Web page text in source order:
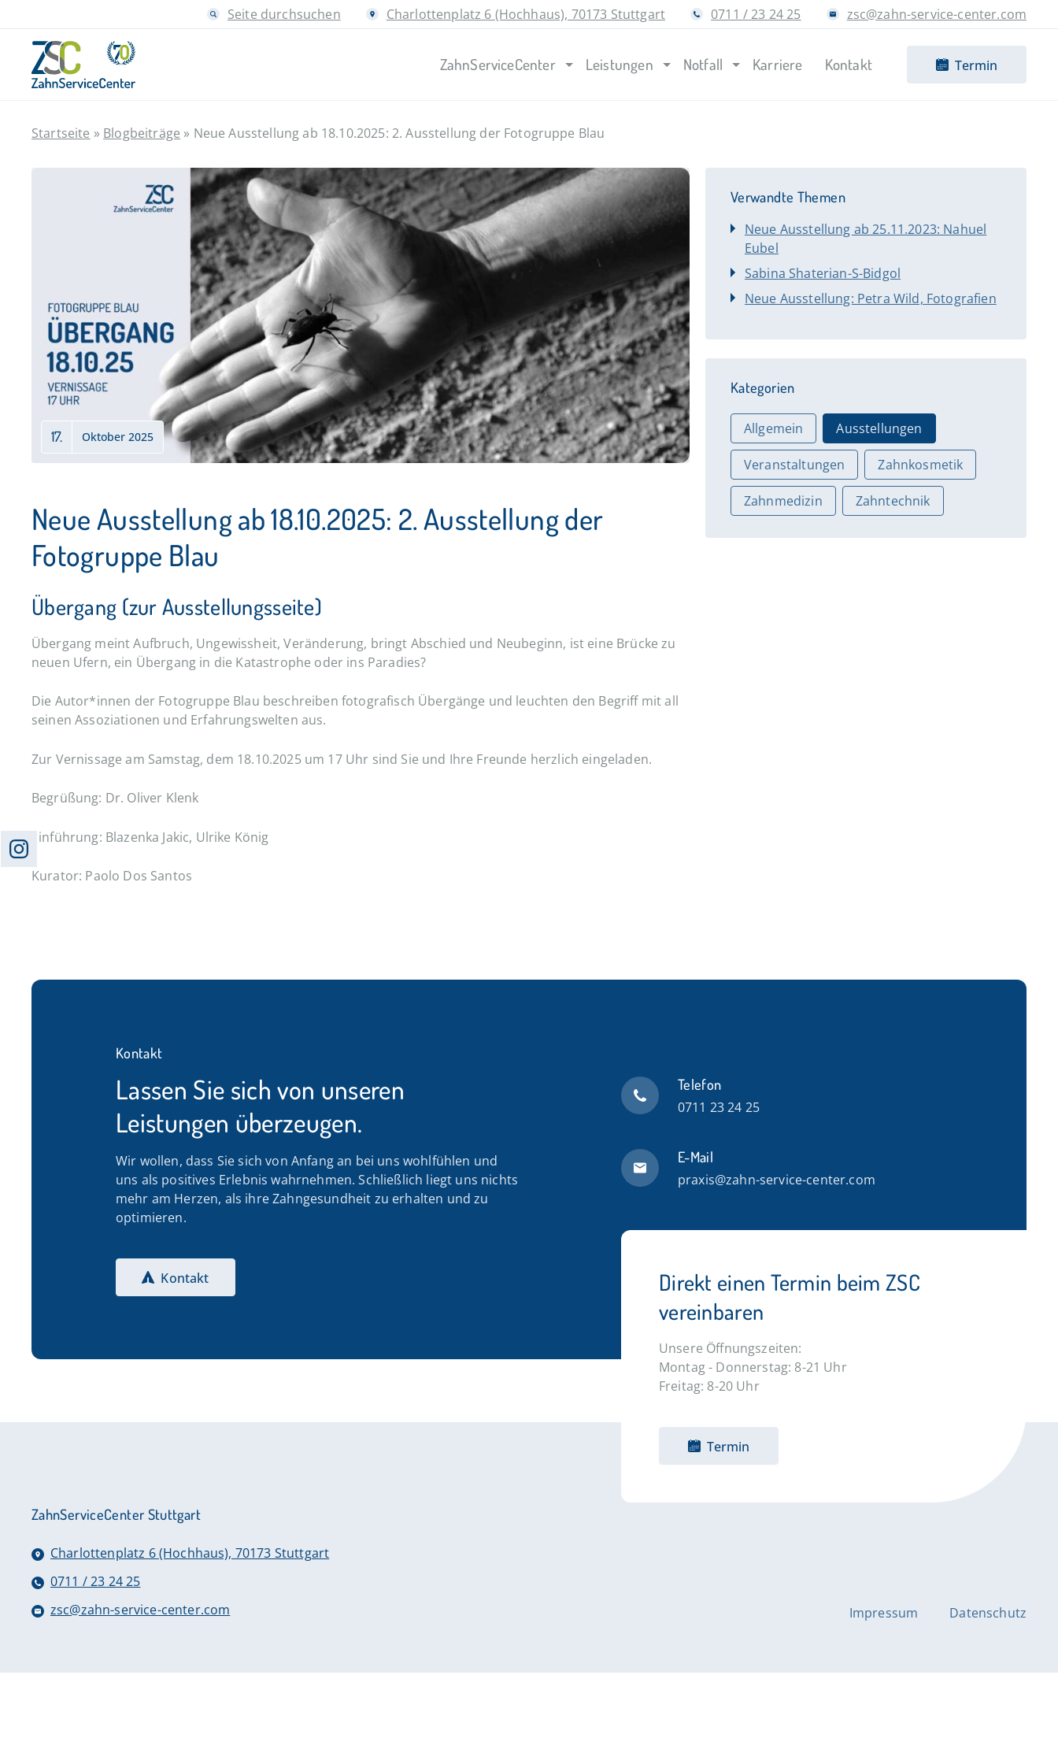
Seite durchsuchen Charlottenplatz 6 (Hochhaus), 70173 Stuttgart 0711 / 23 24 25 zsc@zahn-service-center.com
ZahnServiceCenter Leistungen Notfall Karriere Kontakt Termin
Startseite » Blogbeiträge » Neue Ausstellung ab 18.10.2025: 2. Ausstellung der Fotogruppe Blau
17. Oktober 2025
Neue Ausstellung ab 18.10.2025: 2. Ausstellung der
Fotogruppe Blau
Übergang (zur Ausstellungsseite)
Übergang meint Aufbruch, Ungewissheit, Veränderung, bringt Abschied und Neubeginn, ist eine Brücke zu
neuen Ufern, ein Übergang in die Katastrophe oder ins Paradies?
Die Autor*innen der Fotogruppe Blau beschreiben fotografisch Übergänge und leuchten den Begriff mit all
seinen Assoziationen und Erfahrungswelten aus.
Zur Vernissage am Samstag, dem 18.10.2025 um 17 Uhr sind Sie und Ihre Freunde herzlich eingeladen.
Begrüßung: Dr. Oliver Klenk
Einführung: Blazenka Jakic, Ulrike König
Kurator: Paolo Dos Santos
Verwandte Themen
Neue Ausstellung ab 25.11.2023: Nahuel
Eubel
Sabina Shaterian-S-Bidgol
Neue Ausstellung: Petra Wild, Fotografien
Kategorien
Allgemein Ausstellungen
Veranstaltungen Zahnkosmetik
Zahnmedizin Zahntechnik
Kontakt
Lassen Sie sich von unseren
Leistungen überzeugen.
Wir wollen, dass Sie sich von Anfang an bei uns wohlfühlen und
uns als positives Erlebnis wahrnehmen. Schließlich liegt uns nichts
mehr am Herzen, als ihre Zahngesundheit zu erhalten und zu
optimieren.
Kontakt
Telefon
0711 23 24 25
E-Mail
praxis@zahn-service-center.com
Direkt einen Termin beim ZSC
vereinbaren
Unsere Öffnungszeiten:
Montag - Donnerstag: 8-21 Uhr
Freitag: 8-20 Uhr
Termin
ZahnServiceCenter Stuttgart
Charlottenplatz 6 (Hochhaus), 70173 Stuttgart
0711 / 23 24 25
zsc@zahn-service-center.com
Impressum Datenschutz